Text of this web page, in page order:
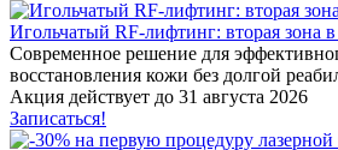
Игольчатый RF-лифтинг: вторая зона
Cовременное решение для
восстановления кожи без долгой
Акция действует до 31 августа 2026
Записаться!